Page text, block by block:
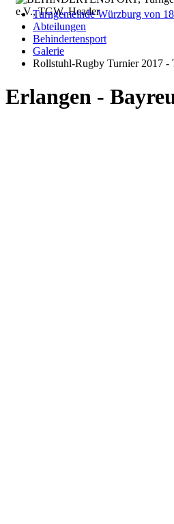
Turngemeinde Würzburg von
Abteilungen
Behindertensport
Galerie
Rollstuhl-Rugby Turnier 2017 -
Erlangen -